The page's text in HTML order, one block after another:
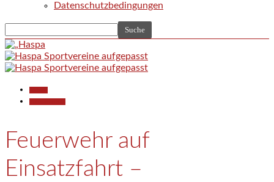
Datenschutzbedingungen
Feuerwehr auf
Einsatzfahrt –